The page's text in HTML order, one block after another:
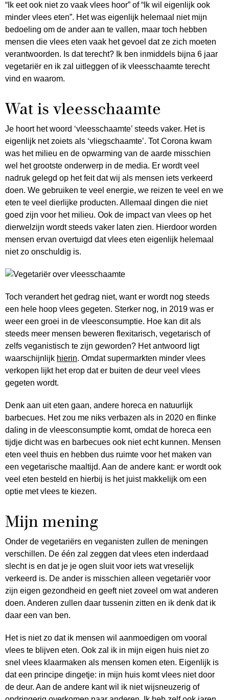
“Ik eet ook niet zo vaak vlees hoor” of “Ik wil eigenlijk ook
minder vlees eten”. Het was eigenlijk helemaal niet mijn
bedoeling om de ander aan te vallen, maar toch hebben
mensen die vlees eten vaak het gevoel dat ze zich moeten
verantwoorden. Is dat terecht? Ik ben inmiddels bijna 6 jaar
vegetariër en ik zal uitleggen of ik vleesschaamte terecht
vind en waarom.
Wat is vleesschaamte
Je hoort het woord ‘vleesschaamte’ steeds vaker. Het is
eigenlijk net zoiets als ‘vliegschaamte’. Tot Corona kwam
was het milieu en de opwarming van de aarde misschien
wel het grootste onderwerp in de media. Er wordt veel
nadruk gelegd op het feit dat wij als mensen iets verkeerd
doen. We gebruiken te veel energie, we reizen te veel en we
eten te veel dierlijke producten. Allemaal dingen die niet
goed zijn voor het milieu. Ook de impact van vlees op het
dierwelzijn wordt steeds vaker laten zien. Hierdoor worden
mensen ervan overtuigd dat vlees eten eigenlijk helemaal
niet zo onschuldig is.
Toch verandert het gedrag niet, want er wordt nog steeds
een hele hoop vlees gegeten. Sterker nog, in 2019 was er
weer een groei in de vleesconsumptie. Hoe kan dit als
steeds meer mensen beweren flexitarisch, vegetarisch of
zelfs veganistisch te zijn geworden? Het antwoord ligt
waarschijnlijk hierin. Omdat supermarkten minder vlees
verkopen lijkt het erop dat er buiten de deur veel vlees
gegeten wordt.
Denk aan uit eten gaan, andere horeca en natuurlijk
barbecues. Het zou me niks verbazen als in 2020 en flinke
daling in de vleesconsumptie komt, omdat de horeca een
tijdje dicht was en barbecues ook niet echt kunnen. Mensen
eten veel thuis en hebben dus ruimte voor het maken van
een vegetarische maaltijd. Aan de andere kant: er wordt ook
veel eten besteld en hierbij is het juist makkelijk om een
optie met vlees te kiezen.
Mijn mening
Onder de vegetariërs en veganisten zullen de meningen
verschillen. De één zal zeggen dat vlees eten inderdaad
slecht is en dat je je ogen sluit voor iets wat vreselijk
verkeerd is. De ander is misschien alleen vegetariër voor
zijn eigen gezondheid en geeft niet zoveel om wat anderen
doen. Anderen zullen daar tussenin zitten en ik denk dat ik
daar een van ben.
Het is niet zo dat ik mensen wil aanmoedigen om vooral
vlees te blijven eten. Ook zal ik in mijn eigen huis niet zo
snel vlees klaarmaken als mensen komen eten. Eigenlijk is
dat een principe dingetje: in mijn huis komt vlees niet door
de deur. Aan de andere kant wil ik niet wijsneuzerig of